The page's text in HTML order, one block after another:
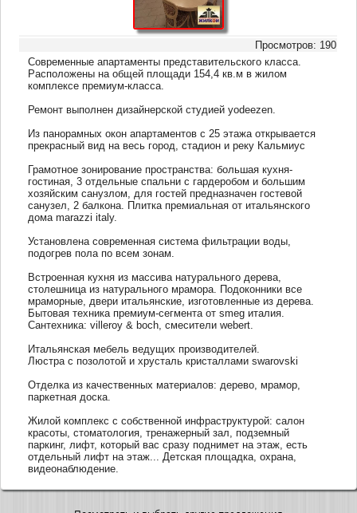
Просмотров: 190
Современные апартаменты представительского класса.
Расположены на общей площади 154,4 кв.м в жилом
комплексе премиум-класса.
Ремонт выполнен дизайнерской студией yodeezen.
Из панорамных окон апартаментов с 25 этажа открывается
прекрасный вид на весь город, стадион и реку Кальмиус
Грамотное зонирование пространства: большая кухня-
гостиная, 3 отдельные спальни с гардеробом и большим
хозяйским санузлом, для гостей предназначен гостевой
санузел, 2 балкона. Плитка премиальная от итальянского
дома marazzi italy.
Установлена современная система фильтрации воды,
подогрев пола по всем зонам.
Встроенная кухня из массива натурального дерева,
столешница из натурального мрамора. Подоконники все
мраморные, двери итальянские, изготовленные из дерева.
Бытовая техника премиум-сегмента от smeg италия.
Сантехника: villeroy & boch, смесители webert.
Итальянская мебель ведущих производителей.
Люстра с позолотой и хрусталь кристаллами swarovski
Отделка из качественных материалов: дерево, мрамор,
паркетная доска.
Жилой комплекс с собственной инфраструктурой: салон
красоты, стоматология, тренажерный зал, подземный
паркинг, лифт, который вас сразу поднимет на этаж, есть
отдельный лифт на этаж... Детская площадка, охрана,
видеонаблюдение.